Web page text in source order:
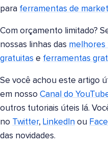
para ferramentas de
Com orçamento limitado?
nossas linhas das melhores
gratuitas e ferramentas
Se você achou este artigo
em nosso Canal do
outros tutoriais úteis lá.
no Twitter, LinkedIn ou
das novidades.